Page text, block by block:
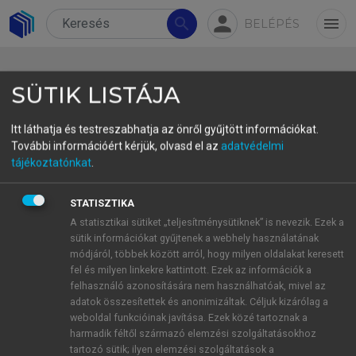
search person BELÉPÉS menu
3.3.2.3. Az integráció három
szintje: fizikai, digitális és
társadalmi
Fentiek alapján az okos desztinációk működése
három integrációs szinten értelmezhető:
Fizikai integráció:a városi és természeti
infrastruktúrák fenntartható használata.
Idetartozik az okos energiafelhasználás, a
zöldmobilitás és a körforgásos gazdaság
SÜTIK LISTÁJA
Itt láthatja és testreszabhatja az önről gyűjtött információkat.
További információért kérjük, olvasd el az adatvédelmi
tájékoztatónkat.
STATISZTIKA
A statisztikai sütiket „teljesítménysütiknek” is nevezik. Ezek a
sütik információkat gyűjtenek a webhely használatának
módjáról, többek között arról, hogy milyen oldalakat keresett
fel és milyen linkekre kattintott. Ezek az információk a
felhasználó azonosítására nem használhatóak, mivel az
adatok összesítettek és anonimizáltak. Céljuk kizárólag a
weboldal funkcióinak javítása. Ezek közé tartoznak a
harmadik féltől származó elemzési szolgáltatásokhoz
tartozó sütik; ilyen elemzési szolgáltatások a